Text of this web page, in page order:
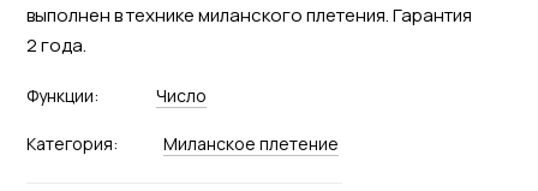
выполнен в технике миланского плетения. Гарантия
2 года.
Функции: Число
Категория: Миланское плетение